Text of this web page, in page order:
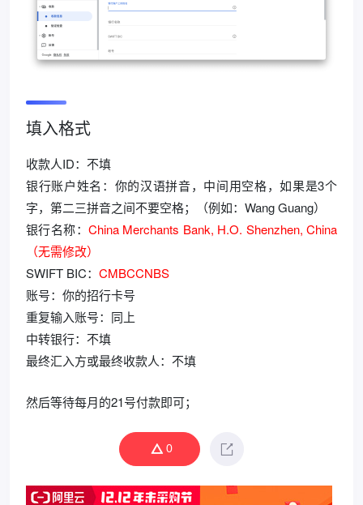
填入格式
收款人ID：不填
银行账户姓名：你的汉语拼音，中间用空格，如果是3个
字，第二三拼音之间不要空格；（例如：Wang Guang）
银行名称： China Merchants Bank, H.O. Shenzhen, China
（无需修改）
SWIFT BIC： CMBCCNBS
账号：你的招行卡号
重复输入账号：同上
中转银行：不填
最终汇入方或最终收款人：不填
然后等待每月的21号付款即可；
0